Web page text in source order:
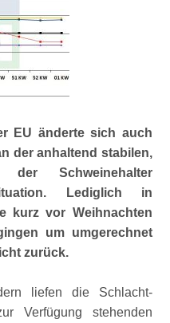
EU änderte sich auch
der anhaltend stabilen,
Schweinehalter
Lediglich in
kurz vor Weihnachten
um umgerechnet
zurück.
liefen die Schlacht-
Verfügung stehenden